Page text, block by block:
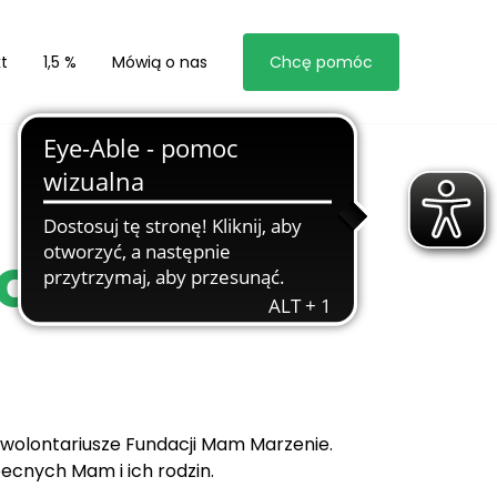
1,5 % Mówią o nas Chcę pomóc
2
Fundacji Mam Marzenie.
Mam i ich rodzin.